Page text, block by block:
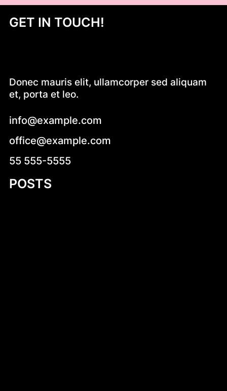
a
GET IN TOUCH!
Donec mauris elit, ullamcorper sed aliquam
et, porta et leo.
info@example.com
office@example.com
55 555-5555
POSTS